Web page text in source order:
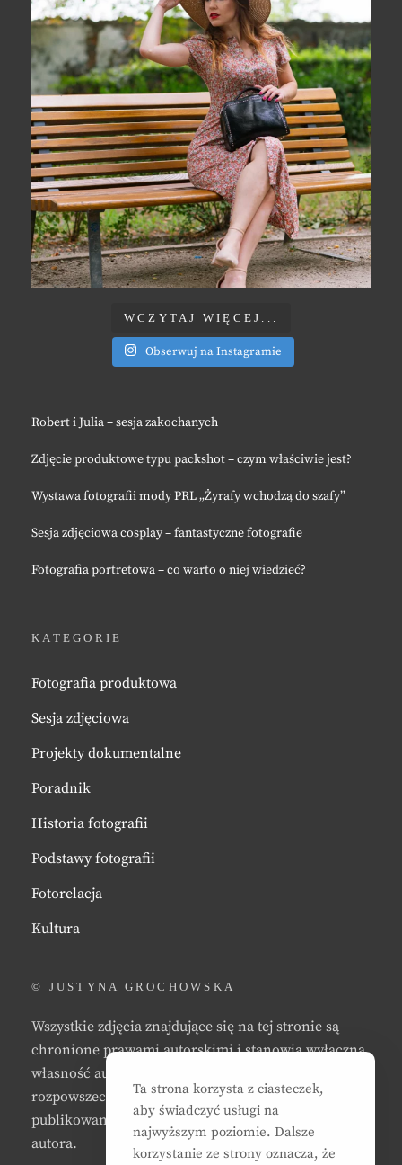
WCZYTAJ WIĘCEJ...
Obserwuj na Instagramie
Robert i Julia – sesja zakochanych
Zdjęcie produktowe typu packshot – czym właściwie jest?
Wystawa fotografii mody PRL „Żyrafy wchodzą do szafy”
Sesja zdjęciowa cosplay – fantastyczne fotografie
Fotografia portretowa – co warto o niej wiedzieć?
KATEGORIE
Fotografia produktowa
Sesja zdjęciowa
Projekty dokumentalne
Poradnik
Historia fotografii
Podstawy fotografii
Fotorelacja
Kultura
© JUSTYNA GROCHOWSKA
Wszystkie zdjęcia znajdujące się na tej stronie są
chronione prawami autorskimi i stanowią wyłączną
własność autora strony. Zabrania się kopiowania,
rozpowszechniania, reprodukowania,
publikowania, i/lub modyfikowania zdjęć bez zgody
autora.
Ta strona korzysta z ciasteczek,
aby świadczyć usługi na
najwyższym poziomie. Dalsze
korzystanie ze strony oznacza, że